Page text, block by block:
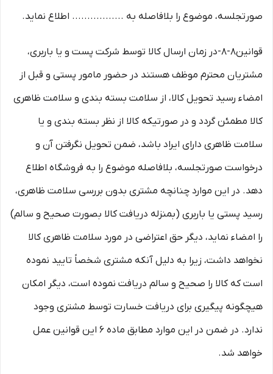
صورتجلسه، موضوع را بلافاصله به ................. اطلاع نماید.
قوانین۸-۸-در زمان ارسال کالا توسط شرکت پست و یا باربری،
مشتریان محترم موظف هستند در حضور مامور پستی و قبل از
امضاء رسید تحویل کالا، از سلامت بسته بندی و سلامت ظاهری
کالا مطمئن گردد و در صورتیکه کالا از نظر بسته بندی و یا
سلامت ظاهری دارای ایراد باشد، ضمن تحویل نگرفتن آن و
درخواست صورتجلسه، بلافاصله موضوع را به فروشگاه اطلاع
دهد. در این موارد چنانچه مشتری بدون بررسی سلامت ظاهری،
رسید پستی یا باربری (بمنزله دریافت کالا بصورت صحیح و سالم)
را امضاء نماید، دیگر حق اعتراضی در مورد سلامت ظاهری کالا
نخواهد داشت، زیرا به دلیل آنکه مشتری شخصاً تایید نموده
است که کالا را صحیح و سالم دریافت نموده است، دیگر امکان
هیچگونه پیگیری برای دریافت خسارت توسط مشتری وجود
ندارد. در ضمن در این موارد مطابق ماده ۶ این قوانین عمل
خواهد شد.